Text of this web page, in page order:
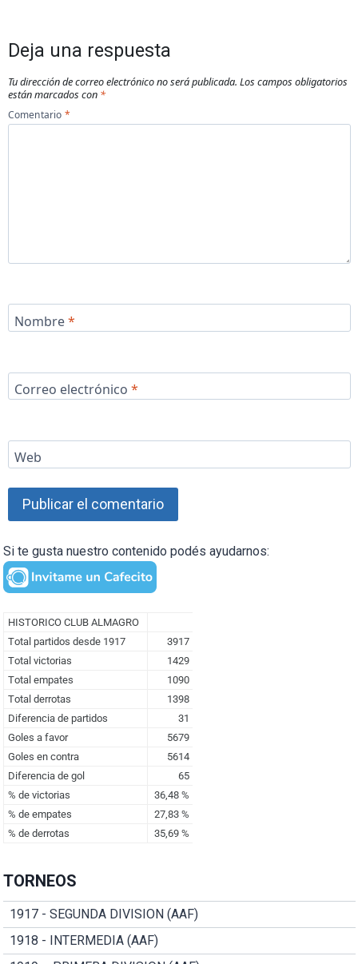
Deja una respuesta
Tu dirección de correo electrónico no será publicada. Los campos obligatorios
están marcados con *
Comentario *
Nombre*
Correo electrónico *
Web
Si te gusta nuestro contenido podés ayudarnos:
TORNEOS
1917 - SEGUNDA DIVISION (AAF)
1918 - INTERMEDIA (AAF)